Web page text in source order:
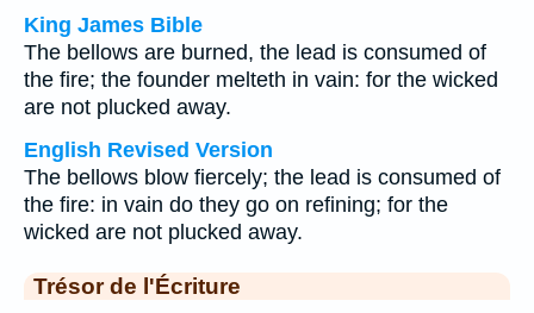
King James Bible
The bellows are burned, the lead is consumed of
the fire; the founder melteth in vain: for the wicked
are not plucked away.
English Revised Version
The bellows blow fiercely; the lead is consumed of
the fire: in vain do they go on refining; for the
wicked are not plucked away.
Trésor de l'Écriture